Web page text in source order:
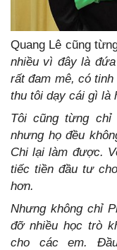
Quang Lê cũng
nhiều vì đây là
rất đam mê, có
thu tôi dạy cái gì là
Tôi cũng từng
nhưng họ đều
Chi lại làm được.
tiếc tiền đầu tư
hơn.
Nhưng không chỉ
đỡ nhiều học trò
cho các em.